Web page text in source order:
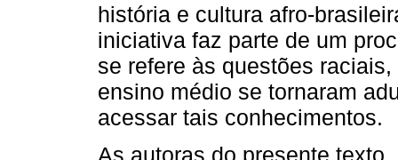
história e cultura afro-
iniciativa faz parte de um
se refere às questões
ensino médio se tornaram
acessar tais conhecimentos.
As autoras do presente